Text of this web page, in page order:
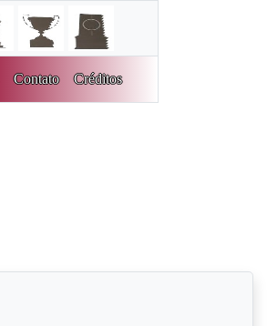
Contato Créditos